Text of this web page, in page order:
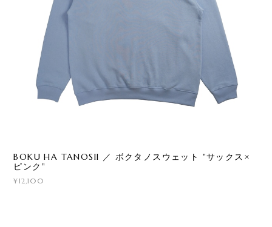
BOKU HA TANOSII ／ ボクタノスウェット "サックス×
ピンク"
¥12,100